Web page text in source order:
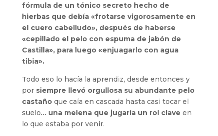
fórmula de un tónico secreto hecho de
hierbas que debía «frotarse vigorosamente en
el cuero cabelludo», después de haberse
«cepillado el pelo con espuma de jabón de
Castilla», para luego «enjuagarlo con agua
tibia».
Todo eso lo hacía la aprendiz, desde entonces y
por siempre llevó orgullosa su abundante pelo
castañoque caía en cascada hasta casi tocar el
suelo… una melena que jugaría un rol clave en
lo que estaba por venir.